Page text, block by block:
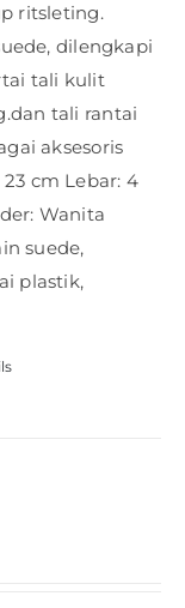
ritsleting.
dilengkapi
tali kulit
tali rantai
aksesoris
cm Lebar: 4
Wanita
suede,
plastik,